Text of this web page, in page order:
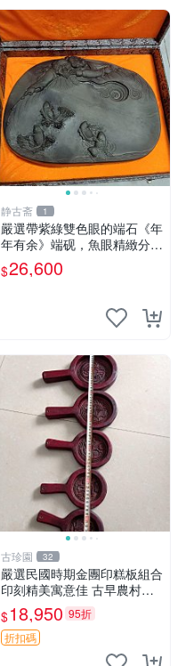
静古斋 1
嚴選帶紫綠雙色眼的端石《年
年有余》端砚，魚眼精緻分
明，名家工藝展現大气風華
號石 端石砚
$26,600
古珍園 32
嚴選民國時期金團印糕板組合
印刻精美寓意佳 古早農村文
化遺珍 印糕板 民國 金團印
精工細作
$18,950 95折
折扣碼